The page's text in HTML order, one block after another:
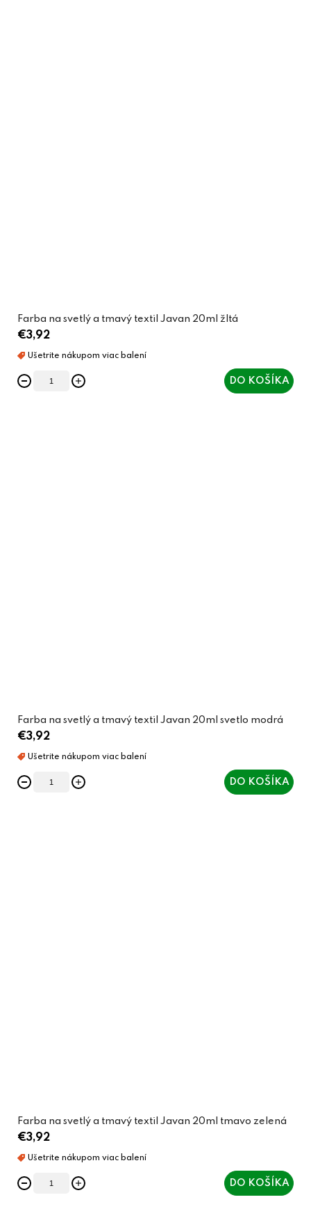
Farba na svetlý a tmavý textil Javan 20ml žltá
€3,92
DO KOŠÍKA
Farba na svetlý a tmavý textil Javan 20ml svetlo modrá
€3,92
DO KOŠÍKA
Farba na svetlý a tmavý textil Javan 20ml tmavo zelená
€3,92
DO KOŠÍKA